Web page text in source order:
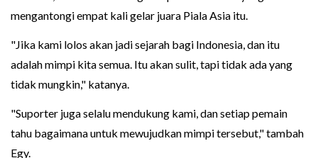
mengantongi empat kali gelar juara Piala Asia itu.
"Jika kami lolos akan jadi sejarah bagi Indonesia, dan itu
adalah mimpi kita semua. Itu akan sulit, tapi tidak ada yang
tidak mungkin," katanya.
"Suporter juga selalu mendukung kami, dan setiap pemain
tahu bagaimana untuk mewujudkan mimpi tersebut," tambah
Egy.